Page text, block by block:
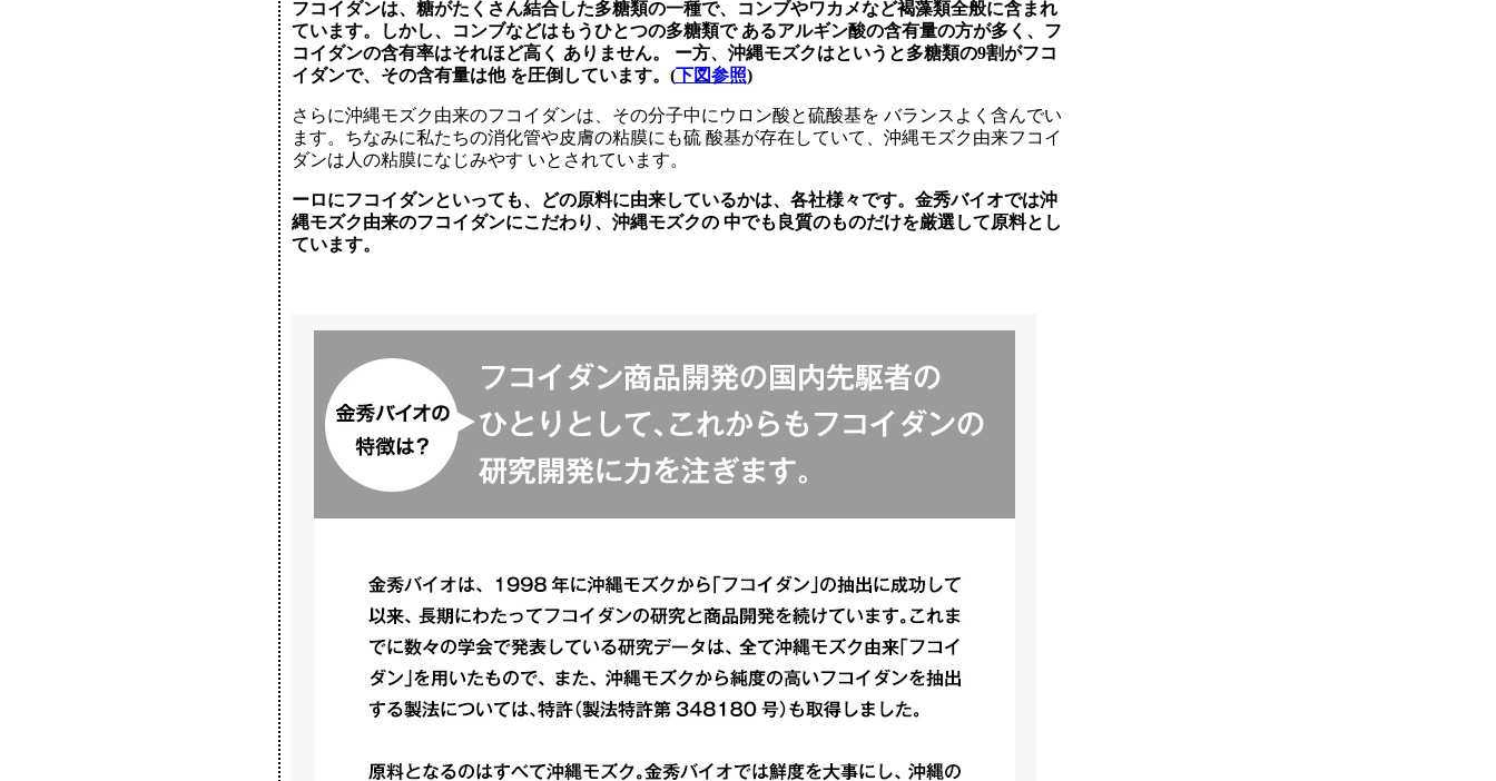
フコイダンは、糖がたくさん結合した多糖類の一種で、コンブやワカメなど褐藻類全般に含まれ
ています。しかし、コンブなどはもうひとつの多糖類で あるアルギン酸の含有量の方が多く、フ
コイダンの含有率はそれほど高く ありません。 ー方、沖縄モズクはというと多糖類の9割がフコ
イダンで、その含有量は他 を圧倒しています。(下図参照)
さらに沖縄モズク由来のフコイダンは、その分子中にウロン酸と硫酸基を バランスよく含んでい
ます。ちなみに私たちの消化管や皮膚の粘膜にも硫 酸基が存在していて、沖縄モズク由来フコイ
ダンは人の粘膜になじみやす いとされています。
ーロにフコイダンといっても、どの原料に由来しているかは、各社様々です。金秀バイオでは沖
縄モズク由来のフコイダンにこだわり、沖縄モズクの 中でも良質のものだけを厳選して原料とし
ています。